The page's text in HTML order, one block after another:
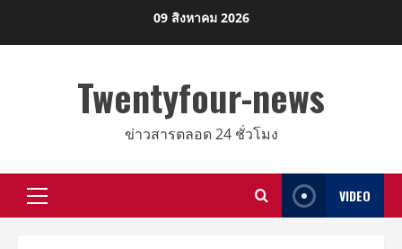
09 สิงหาคม 2026
Twentyfour-news
ข่าวสารตลอด 24 ชั่วโมง
Primary
VIDEO